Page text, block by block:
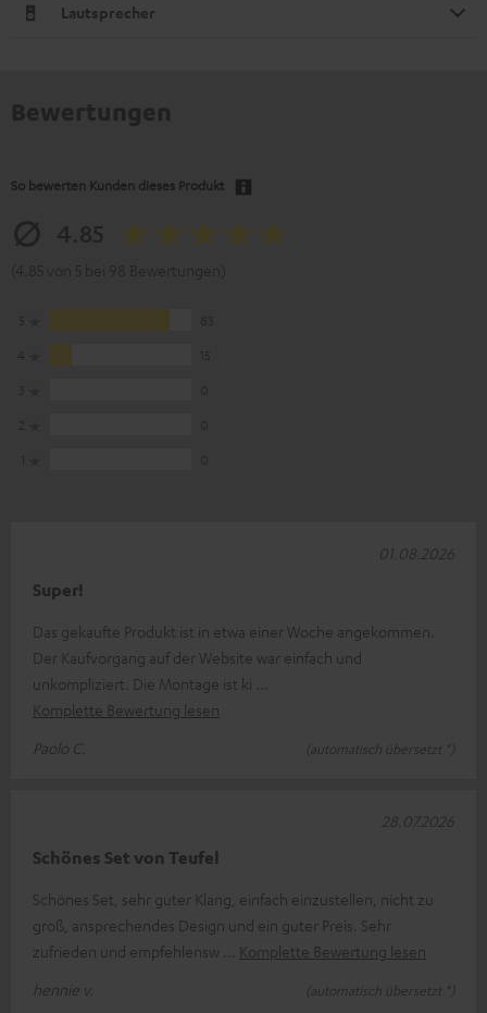
Lautsprecher
So bewerten Kunden dieses Produkt
Super!
Das gekaufte Produkt ist in etwa einer Woche angekommen.
Der Kaufvorgang auf der Website war einfach und
unkompliziert. Die Montage ist ki
Komplette Bewertung lesen
Paolo C.
(automatisch übersetzt *)
01.08.2026
Schönes Set von Teufel
Schönes Set, sehr guter Klang, einfach einzustellen, nicht zu
groß, ansprechendes Design und ein guter Preis. Sehr
zufrieden und empfehlensw
Komplette Bewertung lesen
hennie v.
(automatisch übersetzt *)
28.07.2026